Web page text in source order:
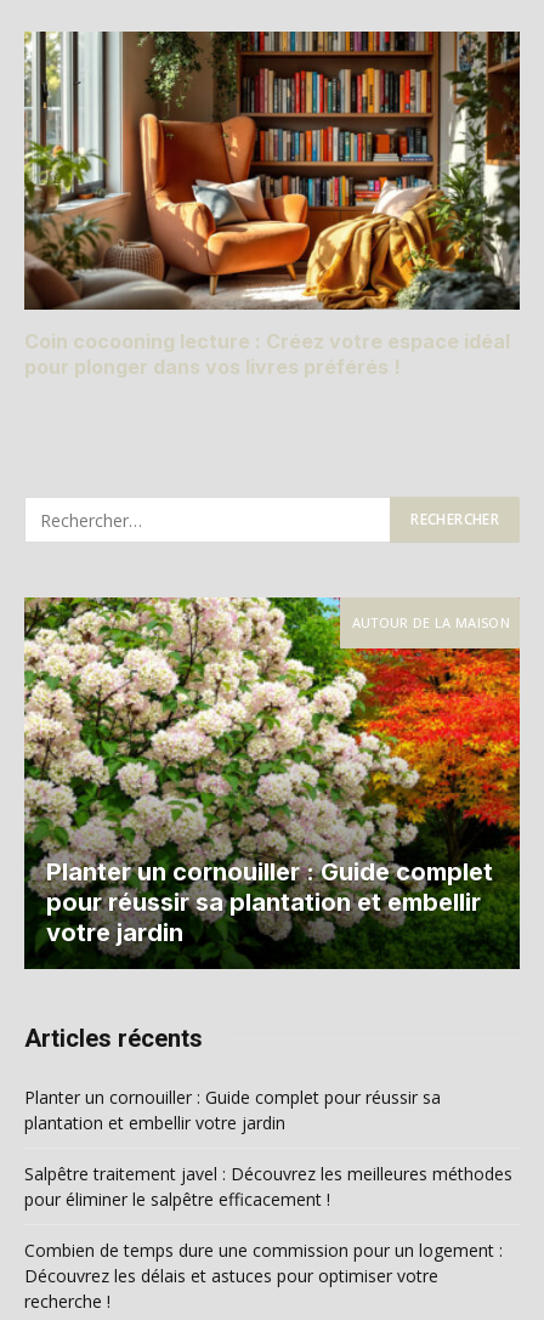
Coin cocooning lecture : Créez votre espace idéal
pour plonger dans vos livres préférés !
AUTOUR DE LA MAISON
Planter un cornouiller : Guide complet
pour réussir sa plantation et embellir
votre jardin
Articles récents
Planter un cornouiller : Guide complet pour réussir sa
plantation et embellir votre jardin
Salpêtre traitement javel : Découvrez les meilleures méthodes
pour éliminer le salpêtre efficacement !
Combien de temps dure une commission pour un logement :
Découvrez les délais et astuces pour optimiser votre
recherche !